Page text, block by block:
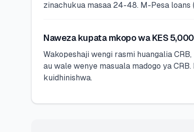
zinachukua masaa 24-48. M-Pesa
Naweza kupata mkopo wa KES
Wakopeshaji wengi rasmi huangalia
au wale wenye masuala madogo ya
kuidhinishwa.